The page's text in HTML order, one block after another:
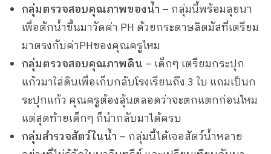
กลุ่มตรวจสอบคุณภาพของน้ำ – กลุ่มนี้พร้อมลุยนา
เพื่อตักน้ำขึ้นมาวัดค่า PH ด้วยกระดาษลิตมัสที่เตรียม
มาตรงกับค่าPHของคุณครูไหม
กลุ่มตรวจสอบคุณภาพดิน – เด็กๆ เตรียมกระปุก
แก้วมาใส่ดินเพื่อเก็บกลับโรงเรียนถึง 3 ใบ แถมเป็นก
ระปุกแก้ว คุณครูต้องลุ้นตลอดว่าจะตกแตกก่อนไหม
แต่สุดท้ายเด็กๆ ก็นำกลับมาได้ครบ
กลุ่มสำรวจสัตว์ในน้ำ – กลุ่มนี้ได้เจอสัตว์น้ำหลาย